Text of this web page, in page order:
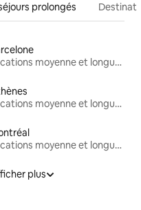
prolongés
Locations moyenne et longue durée
Locations moyenne et longue durée
Locations moyenne et longue durée
plus